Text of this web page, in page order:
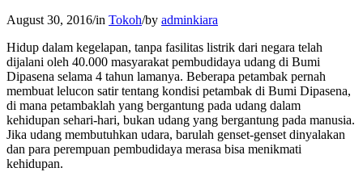
August 30, 2016/in Tokoh/by adminkiara
Hidup dalam kegelapan, tanpa fasilitas listrik dari negara telah
dijalani oleh 40.000 masyarakat pembudidaya udang di Bumi
Dipasena selama 4 tahun lamanya. Beberapa petambak pernah
membuat lelucon satir tentang kondisi petambak di Bumi Dipasena,
di mana petambaklah yang bergantung pada udang dalam
kehidupan sehari-hari, bukan udang yang bergantung pada manusia.
Jika udang membutuhkan udara, barulah genset-genset dinyalakan
dan para perempuan pembudidaya merasa bisa menikmati
kehidupan.